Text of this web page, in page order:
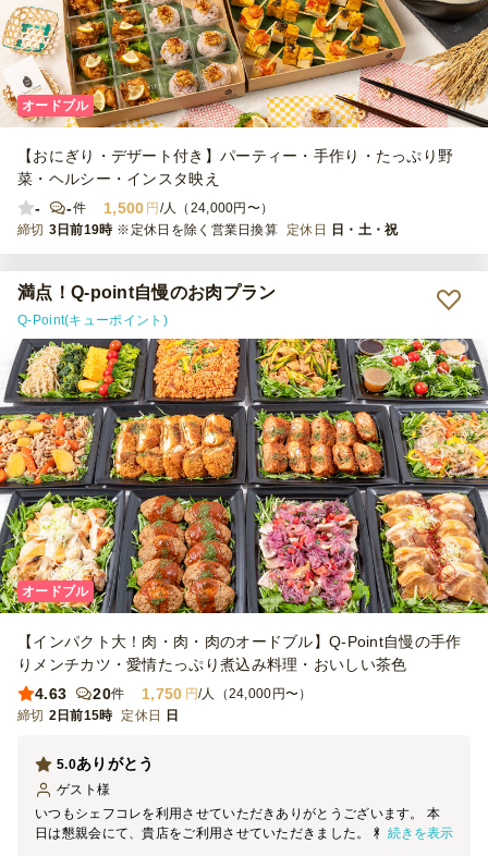
オードブル
【おにぎり・デザート付き】パーティー・手作り・たっぷり野
菜・ヘルシー・インスタ映え
-
-件 1,500 円 /人（24,000円〜）
締切 3日前19時 ※定休日を除く営業日換算 定休日 日・土・祝
満点！Q-point自慢のお肉プラン
Q-Point(キューポイント)
オードブル
【インパクト大！肉・肉・肉のオードブル】Q-Point自慢の手作
りメンチカツ・愛情たっぷり煮込み料理・おいしい茶色
4.63
20件 1,750 円/人（24,000円〜）
締切 2日前15時 定休日 日
ありがとう
5.0
ゲスト 様
いつもシェフコレを利用させていただきありがとうございます。 本
日は懇親会にて、貴店をご利用させていただきました。 料理の見た
続きを表示